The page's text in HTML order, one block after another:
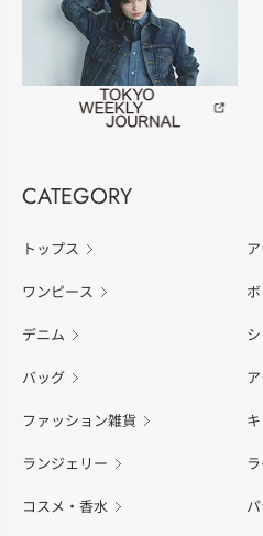
CATEGORY
トップス
ワンピース
デニム
バッグ
ファッション雑貨
ランジェリー
コスメ・香水